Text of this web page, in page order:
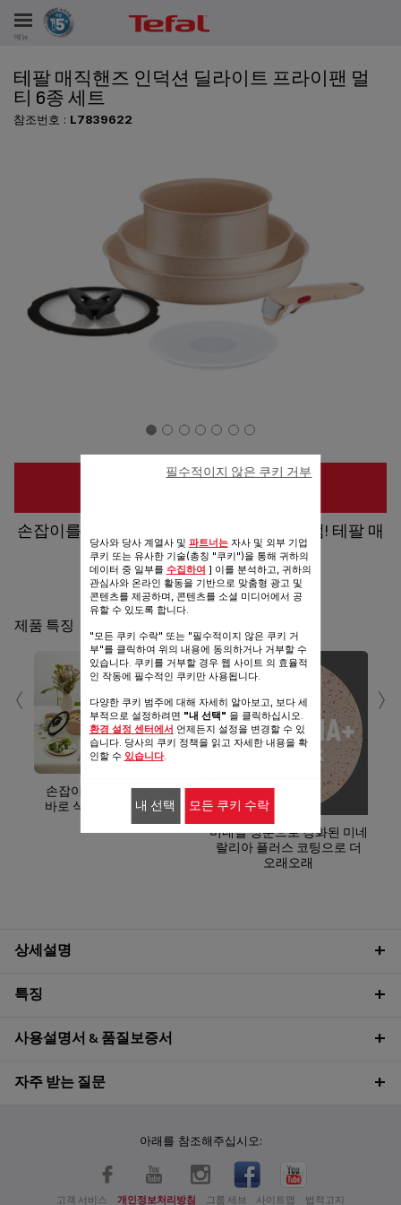
메뉴
테팔 매직핸즈 인덕션 딜라이트 프라이팬 멀
티 6종 세트
참조번호 : L7839622
손잡이를 떼면, 플레이팅도 수납도 마법처럼! 테팔 매
직핸즈
공유 보내기
제품 특징
손잡이가 분리되어 조리 후
바로 식탁으로, 수납까지 완
벽하게!
미네랄 성분으로 강화된 미네
랄리아 플러스 코팅으로 더
오래오래
‹ ›
상세설명
특징
사용설명서 & 품질보증서
자주 받는 질문
아래를 참조해주십시오:
고객 서비스 개인정보처리방침 그룹 세브 사이트맵 법적고지
당사와 당사 계열사 및 파트너는자사 및 외부 기업
쿠키 또는 유사한 기술(총칭 "쿠키")을 통해 귀하의
데이터 중 일부를 수집하여 ] 이를 분석하고, 귀하의
관심사와 온라인 활동을 기반으로 맞춤형 광고 및
콘텐츠를 제공하며, 콘텐츠를 소셜 미디어에서 공
유할 수 있도록 합니다.
"모든 쿠키 수락" 또는 "필수적이지 않은 쿠키 거
부"를 클릭하여 위의 내용에 동의하거나 거부할 수
있습니다. 쿠키를 거부할 경우 웹 사이트 의 효율적
인 작동에 필수적인 쿠키만 사용됩니다.
다양한 쿠키 범주에 대해 자세히 알아보고, 보다 세
부적으로 설정하려면 "내 선택" 을 클릭하십시오.
환경 설정 센터에서 언제든지 설정을 변경할 수 있
습니다. 당사의 쿠키 정책을 읽고 자세한 내용을 확
인할 수 있습니다.
필수적이지 않은 쿠키 거부
내 선택 모든 쿠키 수락